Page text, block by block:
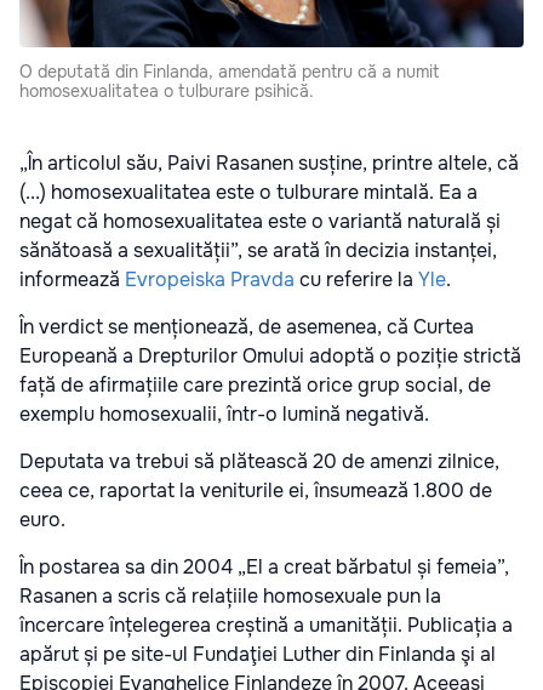
O deputată din Finlanda, amendată pentru că a numit
homosexualitatea o tulburare psihică.
„În articolul său, Paivi Rasanen susține, printre altele, că
(...) homosexualitatea este o tulburare mintală. Ea a
negat că homosexualitatea este o variantă naturală și
sănătoasă a sexualității”, se arată în decizia instanței,
informează Evropeiska Pravda cu referire la Yle.
În verdict se menționează, de asemenea, că Curtea
Europeană a Drepturilor Omului adoptă o poziție strictă
față de afirmațiile care prezintă orice grup social, de
exemplu homosexualii, într-o lumină negativă.
Deputata va trebui să plătească 20 de amenzi zilnice,
ceea ce, raportat la veniturile ei, însumează 1.800 de
euro.
În postarea sa din 2004 „El a creat bărbatul și femeia”,
Rasanen a scris că relațiile homosexuale pun la
încercare înțelegerea creștină a umanității. Publicația a
apărut și pe site-ul Fundaţiei Luther din Finlanda şi al
Episcopiei Evanghelice Finlandeze în 2007. Aceeași